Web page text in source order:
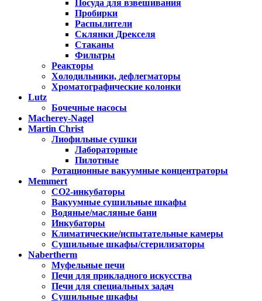
Посуда для взвешивания
Пробирки
Распылители
Склянки Дрекселя
Стаканы
Фильтры
Реакторы
Холодильники, дефлегматоры
Хроматографические колонки
Lutz
Бочечные насосы
Macherey-Nagel
Martin Christ
Лиофильные сушки
Лабораторные
Пилотные
Ротационные вакуумные концентраторы
Memmert
CO2-инкубаторы
Вакуумные сушильные шкафы
Водяные/масляные бани
Инкубаторы
Климатические/испытательные камеры
Сушильные шкафы/стерилизаторы
Nabertherm
Муфельные печи
Печи для прикладного искусства
Печи для специальных задач
Сушильные шкафы